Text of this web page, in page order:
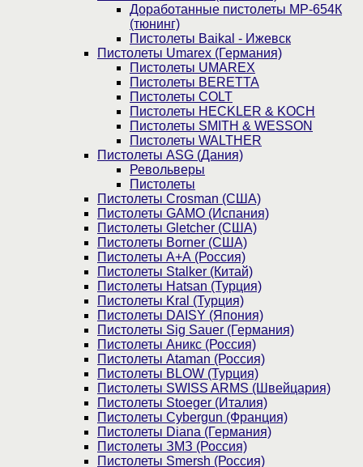
Доработанные пистолеты МР-654К
(тюнинг)
Пистолеты Baikal - Ижевск
Пистолеты Umarex (Германия)
Пистолеты UMAREX
Пистолеты BERETTA
Пистолеты COLT
Пистолеты HECKLER & KOCH
Пистолеты SMITH & WESSON
Пистолеты WALTHER
Пистолеты ASG (Дания)
Револьверы
Пистолеты
Пистолеты Crosman (США)
Пистолеты GAMO (Испания)
Пистолеты Gletcher (США)
Пистолеты Borner (США)
Пистолеты А+А (Россия)
Пистолеты Stalker (Китай)
Пистолеты Hatsan (Турция)
Пистолеты Kral (Турция)
Пистолеты DAISY (Япония)
Пистолеты Sig Sauer (Германия)
Пистолеты Аникс (Россия)
Пистолеты Ataman (Россия)
Пистолеты BLOW (Турция)
Пистолеты SWISS ARMS (Швейцария)
Пистолеты Stoeger (Италия)
Пистолеты Cybergun (Франция)
Пистолеты Diana (Германия)
Пистолеты ЗМЗ (Россия)
Пистолеты Smersh (Россия)